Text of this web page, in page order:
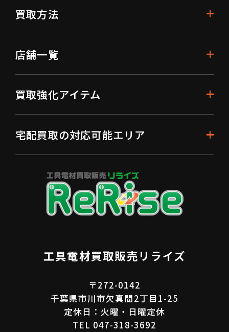
工具電材買取販売リライズ
〒272-0142
千葉県市川市欠真間2丁目1-25
定休日：火曜・日曜定休
TEL 047-318-3692
買取方法
店舗一覧
買取強化アイテム
宅配買取の対応可能エリア